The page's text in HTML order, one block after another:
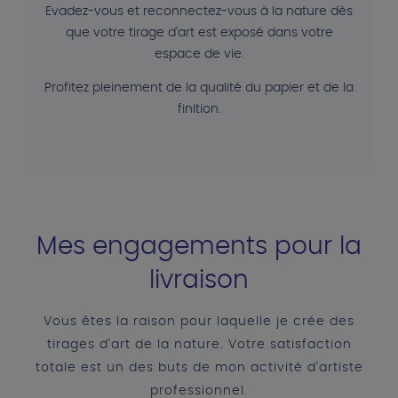
Evadez-vous et reconnectez-vous à la nature dès
que votre tirage d'art est exposé dans votre
espace de vie.
Profitez pleinement de la qualité du papier et de la
finition.
Mes engagements pour la
livraison
Vous êtes la raison pour laquelle je crée des
tirages d'art de la nature. Votre satisfaction
totale est un des buts de mon activité d'artiste
professionnel.